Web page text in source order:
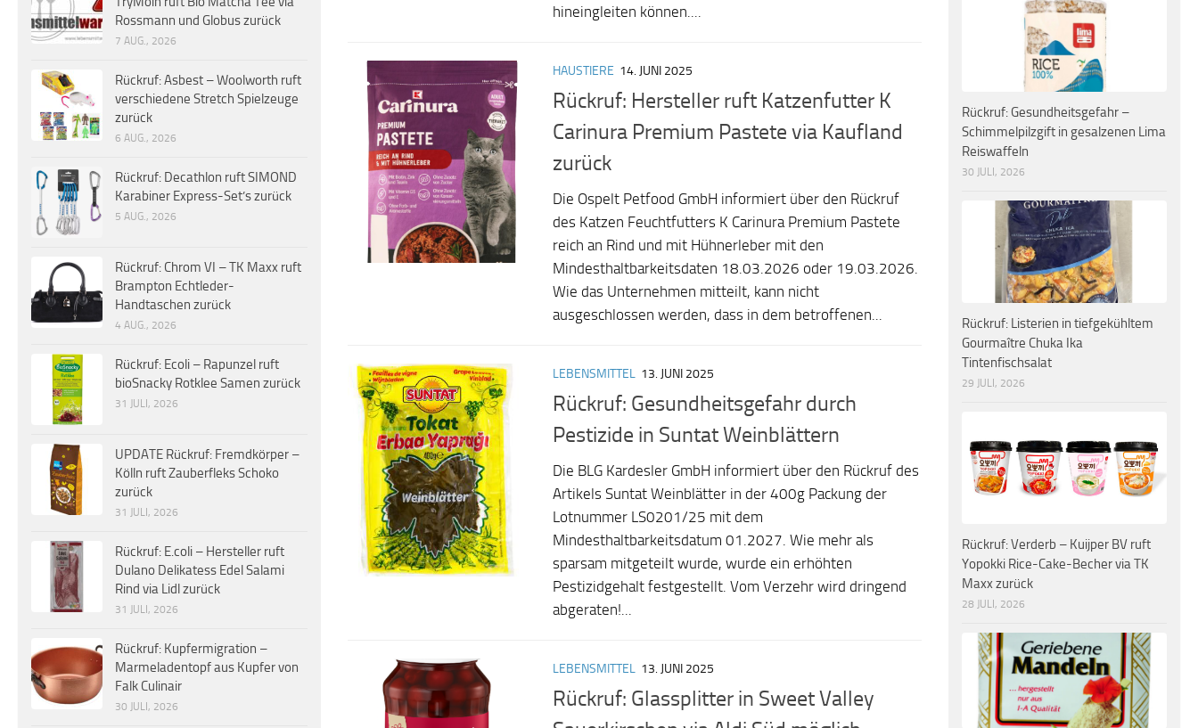
hineingleiten können....
HAUSTIERE 14. JUNI 2025
Rückruf: Hersteller ruft Katzenfutter K
Carinura Premium Pastete via Kaufland
zurück
Die Ospelt Petfood GmbH informiert über den Rückruf
des Katzen Feuchtfutters K Carinura Premium Pastete
reich an Rind und mit Hühnerleber mit den
Mindesthaltbarkeitsdaten 18.03.2026 oder 19.03.2026.
Wie das Unternehmen mitteilt, kann nicht
ausgeschlossen werden, dass in dem betroffenen...
LEBENSMITTEL 13. JUNI 2025
Rückruf: Gesundheitsgefahr durch
Pestizide in Suntat Weinblättern
Die BLG Kardesler GmbH informiert über den Rückruf des
Artikels Suntat Weinblätter in der 400g Packung der
Lotnummer LS0201/25 mit dem
Mindesthaltbarkeitsdatum 01.2027. Wie mehr als
sparsam mitgeteilt wurde, wurde ein erhöhten
Pestizidgehalt festgestellt. Vom Verzehr wird dringend
abgeraten!...
LEBENSMITTEL 13. JUNI 2025
Rückruf: Glassplitter in Sweet Valley
Rossmann und Globus zurück
7 AUG., 2026
Rückruf: Asbest – Woolworth ruft
verschiedene Stretch Spielzeuge
zurück
6 AUG., 2026
Rückruf: Decathlon ruft SIMOND
Karabiner Express-Set’s zurück
5 AUG., 2026
Rückruf: Chrom VI – TK Maxx ruft
Brampton Echtleder-
Handtaschen zurück
4 AUG., 2026
Rückruf: Ecoli – Rapunzel ruft
bioSnacky Rotklee Samen zurück
31 JULI, 2026
UPDATE Rückruf: Fremdkörper –
Kölln ruft Zauberfleks Schoko
zurück
31 JULI, 2026
Rückruf: E.coli – Hersteller ruft
Dulano Delikatess Edel Salami
Rind via Lidl zurück
31 JULI, 2026
Rückruf: Kupfermigration –
Marmeladentopf aus Kupfer von
Falk Culinair
30 JULI, 2026
Rückruf: Gesundheitsgefahr –
Schimmelpilzgift in gesalzenen Lima
Reiswaffeln
30 JULI, 2026
Rückruf: Listerien in tiefgekühltem
Gourmaître Chuka Ika
Tintenfischsalat
29 JULI, 2026
Rückruf: Verderb – Kuijper BV ruft
Yopokki Rice-Cake-Becher via TK
Maxx zurück
28 JULI, 2026